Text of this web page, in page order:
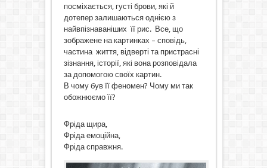
посміхається, густі брови, які й
дотепер залишаються однією з
найвпізнаваніших її рис. Все, що
зображене на картинках – сповідь,
частина життя, відверті та пристрасні
зізнання, історії, які вона розповідала
за допомогою своїх картин.
В чому був її феномен? Чому ми так
обожнюємо її?
Фріда щира,
Фріда емоційна,
Фріда справжня.